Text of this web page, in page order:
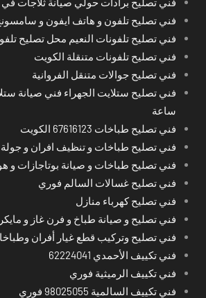
فني تصليح تلفون و هاتف ايفون و
فني تصليح تلفونات النعيم محل تصليح
فني تصليح تلفونات متنقلة الكويت
فني تصليح جوالات متنقل الفروانية
ساعة
فني تصليح طباخات 67616123 الكويت
فني تصليح طباخات و تنظيف افران و
فني تصليح طباخات و صيانة بوتاجازات و
فني تصليح غسالات السالم فوري
فني تصليح كهرباء منازل
فني تصليح و صيانة طباخ و فرن غاز و
فني تصليح وتركيب قطع غيار أفران
فني تكييف الأحمدي 62224041
فني تكييف الرميثية فوري
فني تكييف السالمية 98025055 فوري